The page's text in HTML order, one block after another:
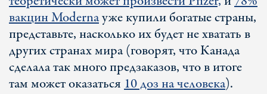
вакцин Modernaуже купили богатые страны,
представьте, насколько их будет не хватать в
других странах мира (говорят, что Канада
сделала так много предзаказов, что в итоге
там может оказаться10 доз на человека).